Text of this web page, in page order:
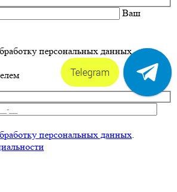
Ваш
персональных данных.
персональных данных.
Telegram